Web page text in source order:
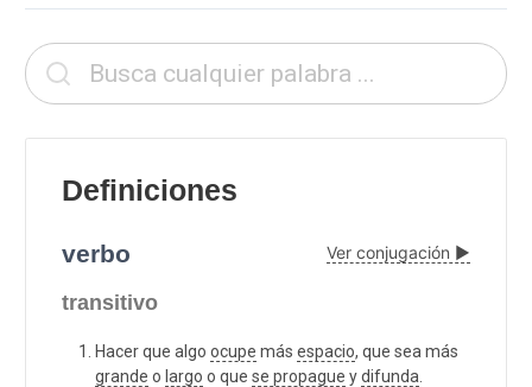
Definiciones
verbo Ver conjugación ▶
transitivo
Hacer que algo ocupe más espacio, que sea más
grande o largo o que se propague ydifunda